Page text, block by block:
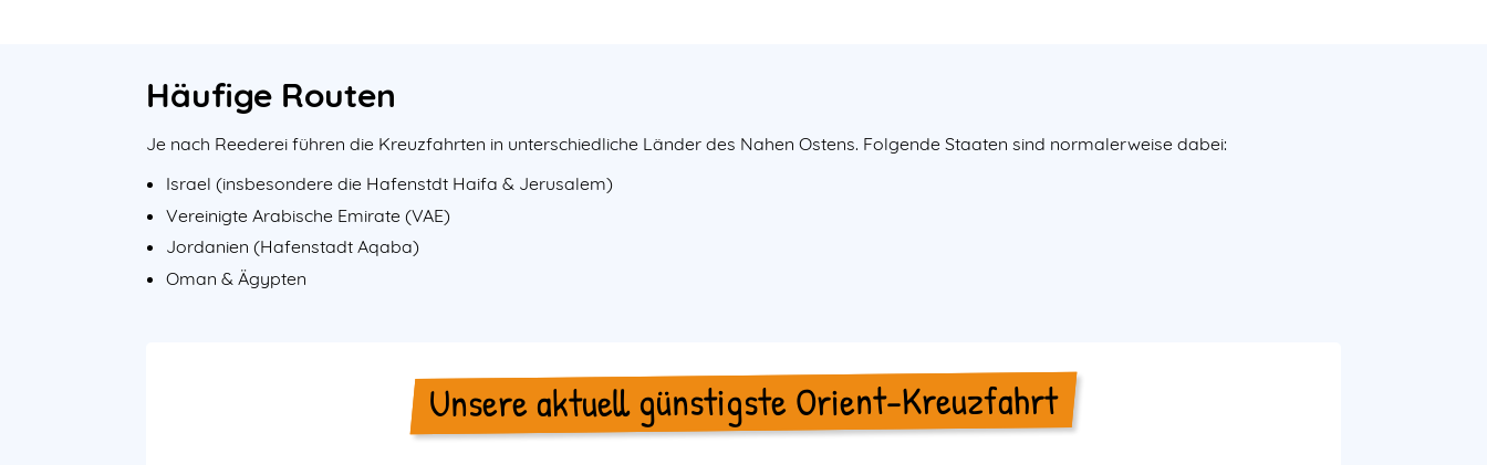
Häufige Routen
Je nach Reederei führen die Kreuzfahrten in unterschiedliche Länder des Nahen Ostens. Folgende Staaten sind normalerweise dabei:
Israel (insbesondere die Hafenstdt Haifa & Jerusalem)
Vereinigte Arabische Emirate (VAE)
Jordanien (Hafenstadt Aqaba)
Oman & Ägypten
Unsere aktuell günstigste Orient-Kreuzfahrt